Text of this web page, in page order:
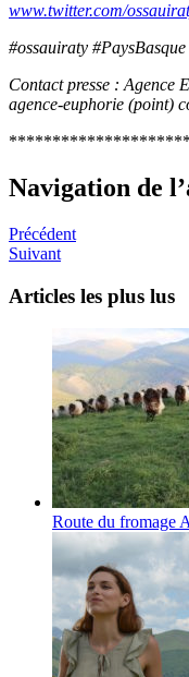
www.twitter.com/
#ossauiraty
Contact presse : Agence
agence-euphorie (point)
Navigation de
Précédent
Suivant
Articles les plus lus
Route du fromage